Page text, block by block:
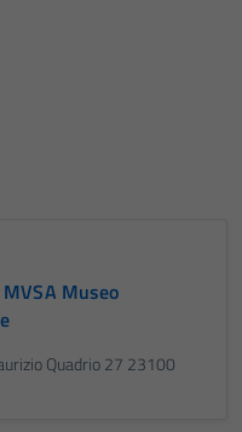
Museo
Quadrio 27 23100